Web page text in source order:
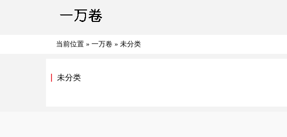
当前位置 » 一万卷 » 未分类
未分类